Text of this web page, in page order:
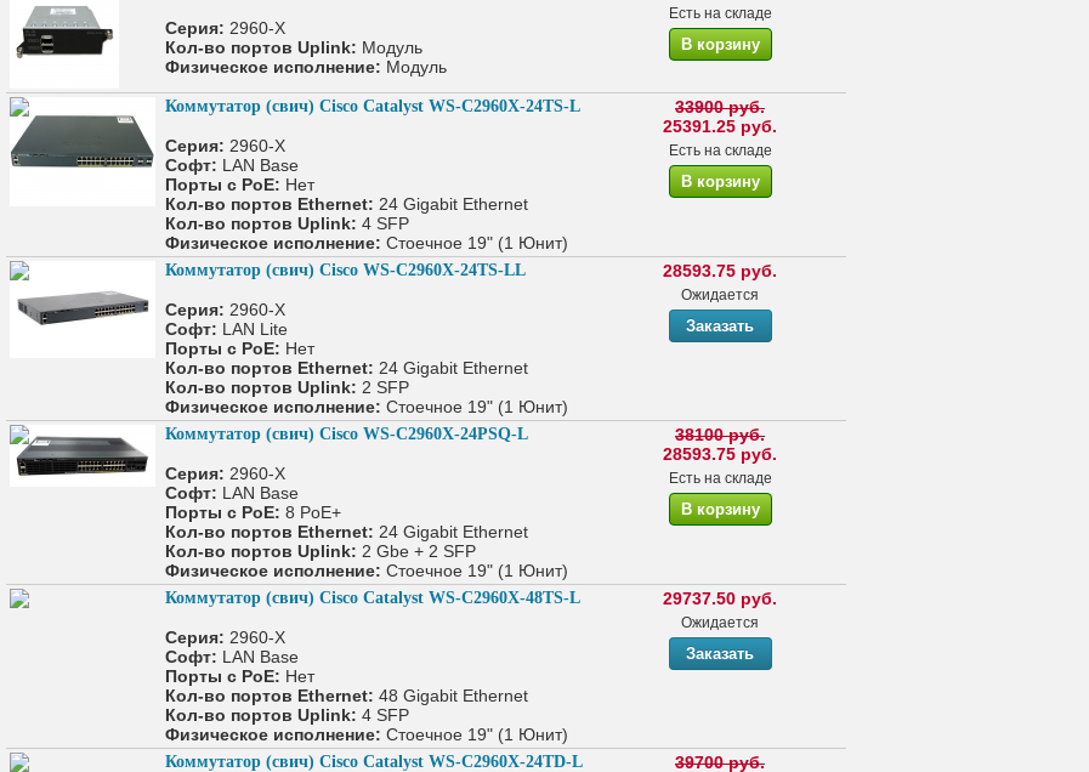
Серия: 2960-X
Кол-во портов Uplink: Модуль
Физическое исполнение: Модуль
Есть на складе
Коммутатор (свич) Cisco Catalyst WS-C2960X-24TS-L
Серия: 2960-X
Софт: LAN Base
Порты с PoE: Нет
Кол-во портов Ethernet: 24 Gigabit Ethernet
Кол-во портов Uplink: 4 SFP
Физическое исполнение: Стоечное 19" (1 Юнит)
33900 руб.
25391.25 руб.
Есть на складе
Коммутатор (свич) Cisco WS-C2960X-24TS-LL
Серия: 2960-X
Софт: LAN Lite
Порты с PoE: Нет
Кол-во портов Ethernet: 24 Gigabit Ethernet
Кол-во портов Uplink: 2 SFP
Физическое исполнение: Стоечное 19" (1 Юнит)
28593.75 руб.
Ожидается
Коммутатор (свич) Cisco WS-C2960X-24PSQ-L
Серия: 2960-X
Софт: LAN Base
Порты с PoE: 8 PoE+
Кол-во портов Ethernet: 24 Gigabit Ethernet
Кол-во портов Uplink: 2 Gbe + 2 SFP
Физическое исполнение: Стоечное 19" (1 Юнит)
38100 руб.
28593.75 руб.
Есть на складе
Коммутатор (свич) Cisco Catalyst WS-C2960X-48TS-L
Серия: 2960-X
Софт: LAN Base
Порты с PoE: Нет
Кол-во портов Ethernet: 48 Gigabit Ethernet
Кол-во портов Uplink: 4 SFP
Физическое исполнение: Стоечное 19" (1 Юнит)
29737.50 руб.
Ожидается
Коммутатор (свич) Cisco Catalyst WS-C2960X-24TD-L 39700 руб.